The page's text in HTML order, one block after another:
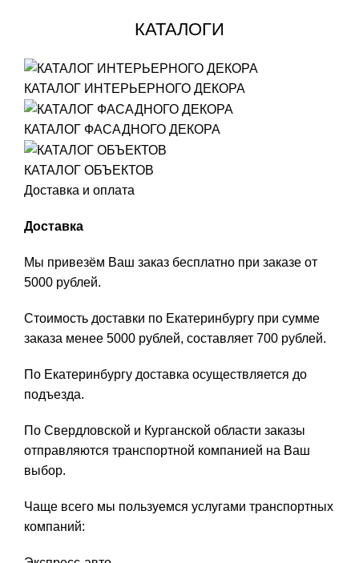
КАТАЛОГИ
КАТАЛОГ ИНТЕРЬЕРНОГО ДЕКОРА
КАТАЛОГ ФАСАДНОГО ДЕКОРА
КАТАЛОГ ОБЪЕКТОВ
Доставка и оплата
Доставка
Мы привезём Ваш заказ бесплатно при заказе от
5000 рублей.
Стоимость доставки по Екатеринбургу при сумме
заказа менее 5000 рублей, составляет 700 рублей.
По Екатеринбургу доставка осуществляется до
подъезда.
По Свердловской и Курганской области заказы
отправляются транспортной компанией на Ваш
выбор.
Чаще всего мы пользуемся услугами транспортных
компаний: